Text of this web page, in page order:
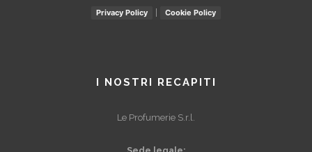
Privacy Policy Cookie Policy
I NOSTRI RECAPITI
Le Profumerie S.r.l.